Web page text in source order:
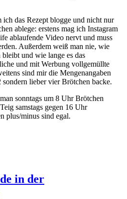
das Rezept blogge und nicht nur
ablege: erstens mag ich Instagram
ablaufende Video nervt und muss
Außerdem weiß man nie, wie
bleibt und wie lange es das
und mit Werbung vollgemüllte
sind mir die Mengenangaben
lieber vier Brötchen backe.
sonntags um 8 Uhr Brötchen
samstags gegen 16 Uhr
plus/minus sind egal.
in der